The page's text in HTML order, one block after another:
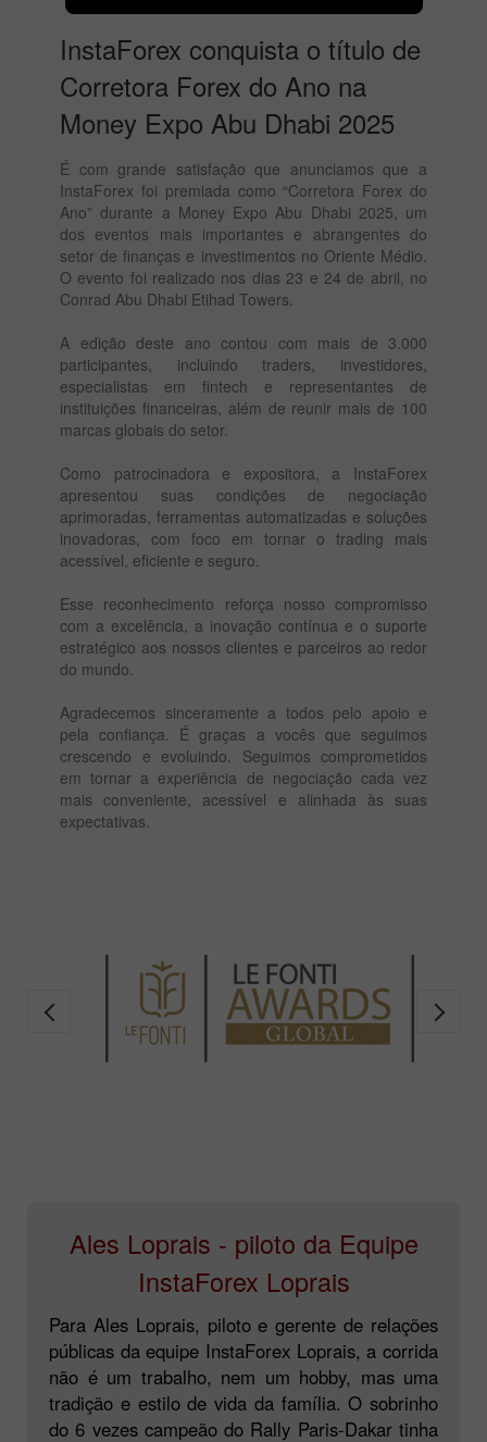
InstaForex conquista o título de
Corretora Forex do Ano na
Money Expo Abu Dhabi 2025
É com grande satisfação que anunciamos que a
InstaForex foi premiada como “Corretora Forex do
Ano” durante a Money Expo Abu Dhabi 2025, um
dos eventos mais importantes e abrangentes do
setor de finanças e investimentos no Oriente Médio.
O evento foi realizado nos dias 23 e 24 de abril, no
Conrad Abu Dhabi Etihad Towers.
A edição deste ano contou com mais de 3.000
participantes, incluindo traders, investidores,
especialistas em fintech e representantes de
instituições financeiras, além de reunir mais de 100
marcas globais do setor.
Como patrocinadora e expositora, a InstaForex
apresentou suas condições de negociação
aprimoradas, ferramentas automatizadas e soluções
inovadoras, com foco em tornar o trading mais
acessível, eficiente e seguro.
Esse reconhecimento reforça nosso compromisso
com a excelência, a inovação contínua e o suporte
estratégico aos nossos clientes e parceiros ao redor
do mundo.
Agradecemos sinceramente a todos pelo apoio e
pela confiança. É graças a vocês que seguimos
crescendo e evoluindo. Seguimos comprometidos
em tornar a experiência de negociação cada vez
mais conveniente, acessível e alinhada às suas
expectativas.
Ales Loprais - piloto da Equipe
InstaForex Loprais
Para Ales Loprais, piloto e gerente de relações
públicas da equipe InstaForex Loprais, a corrida
não é um trabalho, nem um hobby, mas uma
tradição e estilo de vida da família. O sobrinho
do 6 vezes campeão do Rally Paris-Dakar tinha